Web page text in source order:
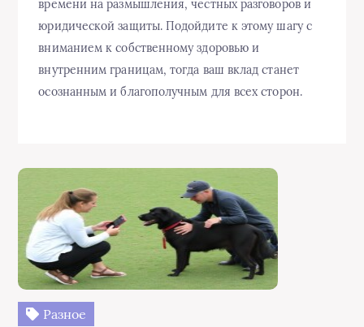
времени на размышления, честных разговоров и
юридической защиты. Подойдите к этому шагу с
вниманием к собственному здоровью и
внутренним границам, тогда ваш вклад станет
осознанным и благополучным для всех сторон.
Разное